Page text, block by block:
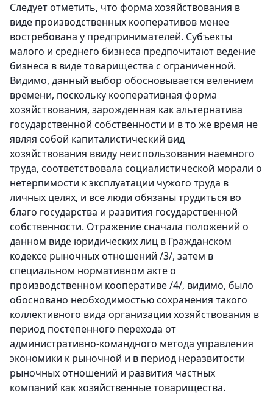
Следует отметить, что форма хозяйствования в
виде производственных кооперативов менее
востребована у предпринимателей. Субъекты
малого и среднего бизнеса предпочитают ведение
бизнеса в виде товарищества с ограниченной.
Видимо, данный выбор обосновывается велением
времени, поскольку кооперативная форма
хозяйствования, зарожденная как альтернатива
государственной собственности и в то же время не
являя собой капиталистический вид
хозяйствования ввиду неиспользования наемного
труда, соответствовала социалистической морали о
нетерпимости к эксплуатации чужого труда в
личных целях, и все люди обязаны трудиться во
благо государства и развития государственной
собственности. Отражение сначала положений о
данном виде юридических лиц в Гражданском
кодексе рыночных отношений /3/, затем в
специальном нормативном акте о
производственном кооперативе /4/, видимо, было
обосновано необходимостью сохранения такого
коллективного вида организации хозяйствования в
период постепенного перехода от
административно-командного метода управления
экономики к рыночной и в период неразвитости
рыночных отношений и развития частных
компаний как хозяйственные товарищества.